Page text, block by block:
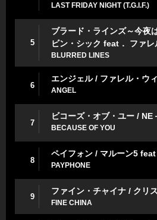
LAST FRIDAY NIGHT (T.G.I.F.)
5
ブラード・ラインズ～今夜
ビン・シック feat． ファレ
BLURRED LINES
6
エンジェル / ファレル・ウ
ANGEL
7
ビコーズ・オブ・ユー / NE
BECAUSE OF YOU
8
ペイフォン / マルーン5
PAYPHONE
9
ファイン・チャイナ / クリ
FINE CHINA